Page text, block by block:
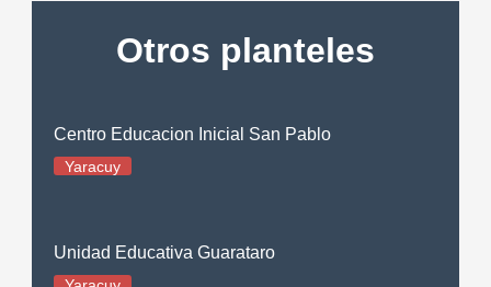
Otros planteles
Centro Educacion Inicial San Pablo
Yaracuy
Unidad Educativa Guarataro